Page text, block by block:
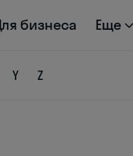
бизнеса Еще
Y Z